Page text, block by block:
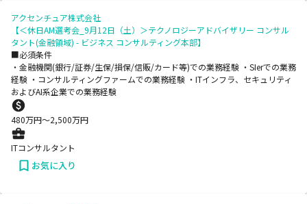
アクセンチュア株式会社
【＜休日AM選考会_9月12日（土）＞テクノロジーアドバイザリー コンサル
タント(金融領域) - ビジネス コンサルティング本部】
■必須条件
・金融機関(銀行/証券/生保/損保/信販/カード等)での業務経験 ・SIerでの業務
経験 ・コンサルティングファームでの業務経験 ・ITインフラ、セキュリティ
およびAI系企業での業務経験
480万円〜2,500万円
ITコンサルタント
お気に入り